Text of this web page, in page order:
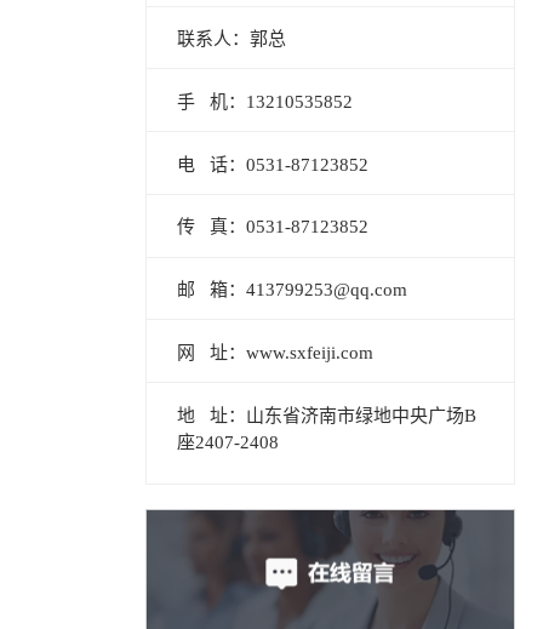
联系人：郭总
手 机：13210535852
电 话：0531-87123852
传 真：0531-87123852
邮 箱：413799253@qq.com
网 址：www.sxfeiji.com
地 址：山东省济南市绿地中央广场B
座2407-2408